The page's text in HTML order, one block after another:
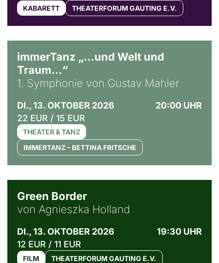
KABARETT THEATERFORUM GAUTING E.V.
immerTanz „…und Welt und
Traum…“
1. Symphonie von Gustav Mahler
DI., 13. OKTOBER 2026
20:00 UHR
22 EUR / 15 EUR
THEATER & TANZ
IMMERTANZ – BETTINA FRITSCHE
Green Border
von Agnieszka Holland
DI., 13. OKTOBER 2026
19:30 UHR
12 EUR / 11 EUR
FILM THEATERFORUM GAUTING E.V.